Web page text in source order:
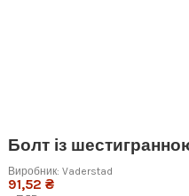
Болт із
Виробник: Vaderstad
91,52 ₴